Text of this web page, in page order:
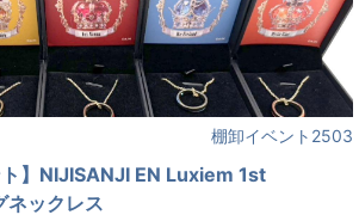
棚卸イベント2503
】NIJISANJI EN Luxiem 1st
ックレス